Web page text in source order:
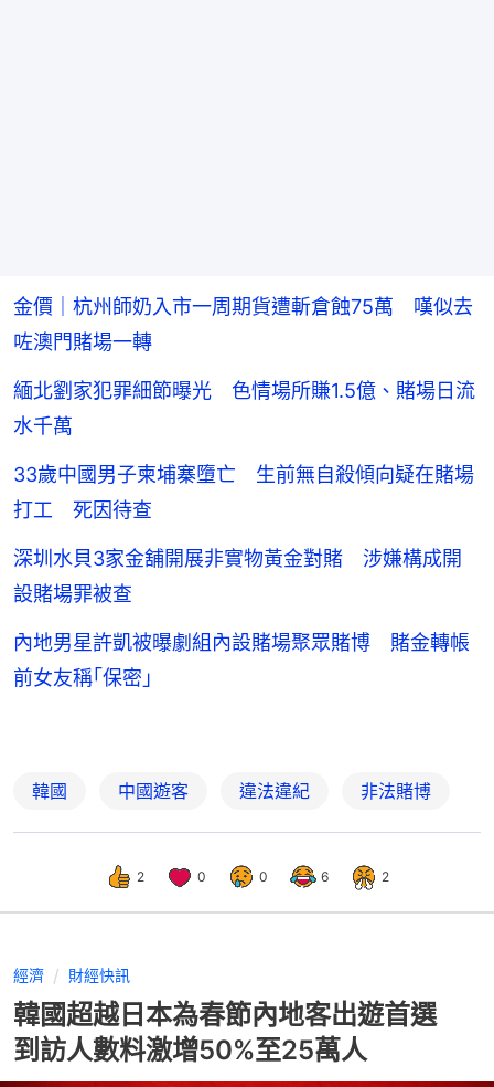
金價｜杭州師奶入市一周期貨遭斬倉蝕75萬 嘆似去
咗澳門賭場一轉
緬北劉家犯罪細節曝光 色情場所賺1.5億、賭場日流
水千萬
33歲中國男子柬埔寨墮亡 生前無自殺傾向疑在賭場
打工 死因待查
深圳水貝3家金舖開展非實物黃金對賭 涉嫌構成開
設賭場罪被查
內地男星許凱被曝劇組內設賭場聚眾賭博 賭金轉帳
前女友稱｢保密｣
韓國 中國遊客 違法違紀 非法賭博
2 0 0 6 2
經濟 財經快訊
韓國超越日本為春節內地客出遊首選
到訪人數料激增50%至25萬人